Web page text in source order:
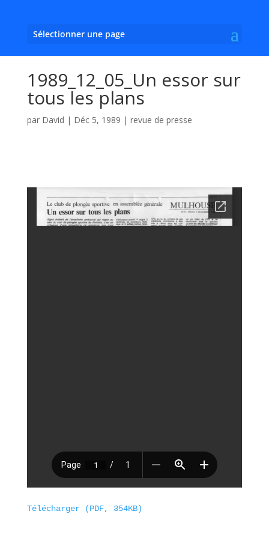
Sélectionner une page
1989_12_05_Un essor sur
tous les plans
par David | Déc 5, 1989 | revue de presse
Télécharger (PDF, 354KB)